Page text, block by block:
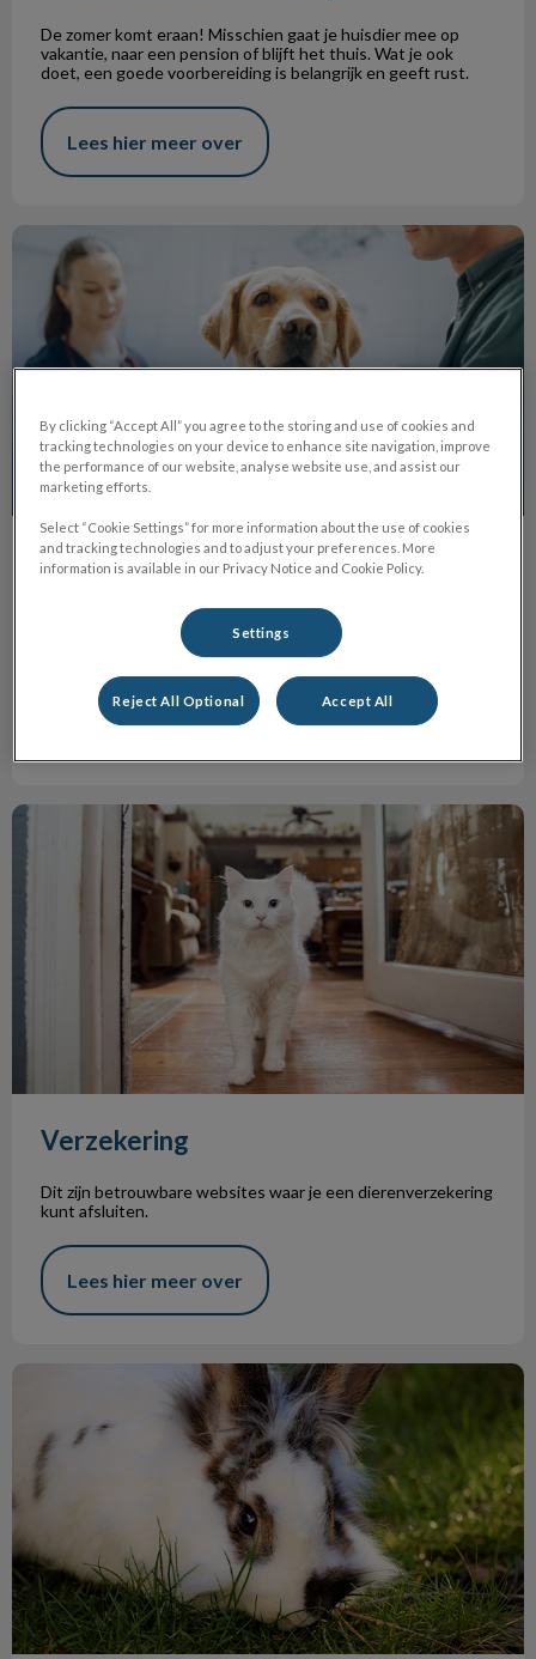
De zomer komt eraan! Misschien gaat je huisdier mee op
vakantie, naar een pension of blijft het thuis. Wat je ook
doet, een goede voorbereiding is belangrijk en geeft rust.
Lees hier meer over
Gezondheidsscreening hond en kat
Gezondheidsscreening hond en kat
Met trots introduceren we de gezondheidsscreening voor
huisdieren: een preventief, grondig onderzoek van je hond of
Lees hier meer over
Verzekering
Verzekering
Dit zijn betrouwbare websites waar je een dierenverzekering
kunt afsluiten.
Lees hier meer over
Bescherm je konijn voor warmere dagen
By clicking “Accept All” you agree to the storing and use of cookies and
tracking technologies on your device to enhance site navigation, improve
the performance of our website, analyse website use, and assist our
marketing efforts.
Select “Cookie Settings” for more information about the use of cookies
and tracking technologies and to adjust your preferences. More
information is available in our Privacy Notice and Cookie Policy.
Settings
Reject All Optional Accept All